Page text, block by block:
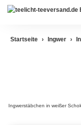
Startseite Ingwer
Ingwerstäbchen in weißer